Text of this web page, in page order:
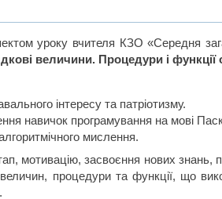
уроку вчителя КЗО «Середня
величини. Процедури і
інтересу та патріотизму.
навичок програмування на мові
мислення.
мотивацію, засвоєння нових знань,
процедури та функції, що